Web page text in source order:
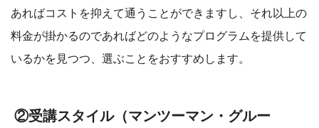
あればコストを抑えて通うことができますし、それ以上の
料金が掛かるのであればどのようなプログラムを提供して
いるかを見つつ、選ぶことをおすすめします。
②受講スタイル（マンツーマン・グルー